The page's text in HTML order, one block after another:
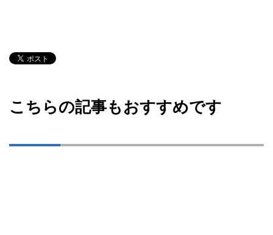
こちらの記事もおすすめです